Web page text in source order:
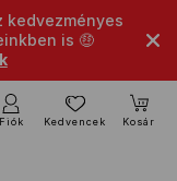
kedvezményes
is 🤑
Fiók Kedvencek Kosár